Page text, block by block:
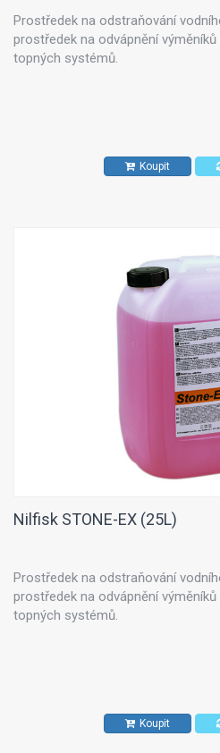
Prostředek na odstraňování
prostředek na odvápnění
topných systémů.
Koupit
Nilfisk STONE-EX (25L)
Prostředek na odstraňování
prostředek na odvápnění
topných systémů.
Koupit